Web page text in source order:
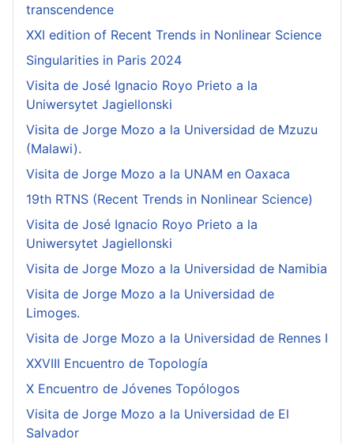
transcendence
XXI edition of Recent Trends in Nonlinear Science
Singularities in Paris 2024
Visita de José Ignacio Royo Prieto a la
Uniwersytet Jagiellonski
Visita de Jorge Mozo a la Universidad de Mzuzu
(Malawi).
Visita de Jorge Mozo a la UNAM en Oaxaca
19th RTNS (Recent Trends in Nonlinear Science)
Visita de José Ignacio Royo Prieto a la
Uniwersytet Jagiellonski
Visita de Jorge Mozo a la Universidad de Namibia
Visita de Jorge Mozo a la Universidad de
Limoges.
Visita de Jorge Mozo a la Universidad de Rennes I
XXVIII Encuentro de Topología
X Encuentro de Jóvenes Topólogos
Visita de Jorge Mozo a la Universidad de El
Salvador